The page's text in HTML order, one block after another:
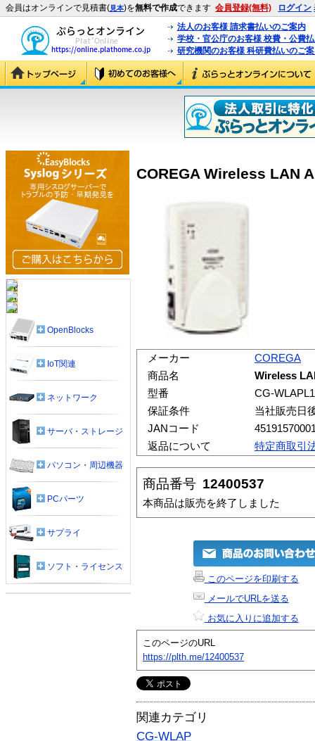
会員はオンラインで見積書(見本)を無料で作成できます 会員登録(無料) ログイン
法人のお客様 請求書払いのご案内
学校・官公庁のお客様 校費・公費
研究機関のお客様 科研費払いのご
COREGA Wireless LAN
メーカー
COREGA
商品名
Wireless
型番
CG-
保証条件
当社販売日
JANコード
返品について
特定商取引
商品番号 12400537
本商品は販売を終了しました
このページを印刷する
メールでURLを送る
お気に入りに追加する
このページのURL
https://plth.me/12400537
関連カテゴリ
CG-WLAP
OpenBlocks
IoT関連
ネットワーク
サーバ・ストレージ
パソコン・周辺機器
PCパーツ
サプライ
ソフト・ライセンス